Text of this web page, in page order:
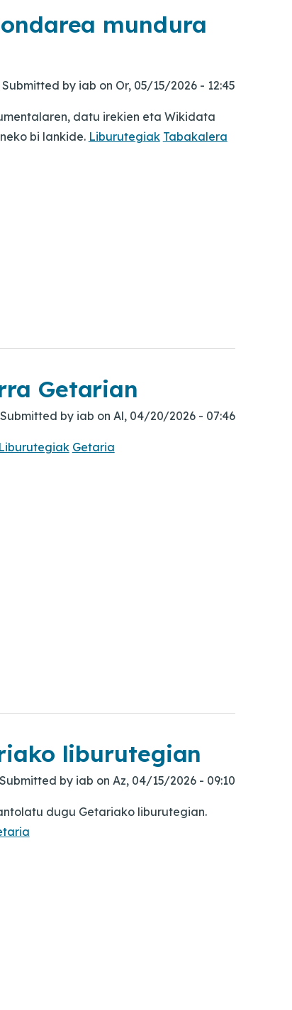
mundura
Submitted by iab on Or, 05/15/2026 - 12:45
datu irekien eta Wikidata
bi lankide. Liburutegiak Tabakalera
Getarian
Submitted by iab on Al, 04/20/2026 - 07:46
Liburutegiak Getaria
liburutegian
Submitted by iab on Az, 04/15/2026 - 09:10
dugu Getariako liburutegian.